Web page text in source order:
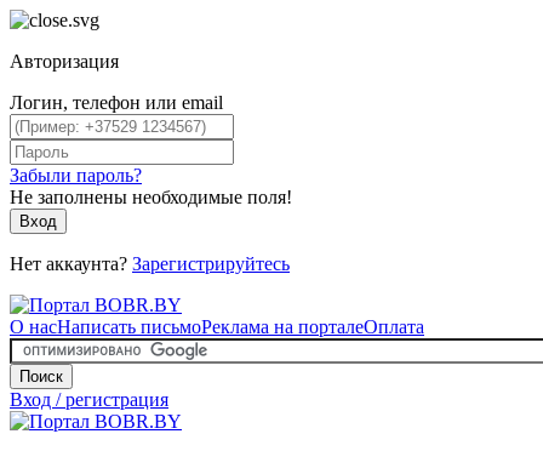
Авторизация
Логин, телефон или email
Забыли пароль?
Не заполнены необходимые поля!
Вход
Нет аккаунта? Зарегистрируйтесь
О насНаписать письмоРеклама на порталеОплата
Поиск
Вход / регистрация